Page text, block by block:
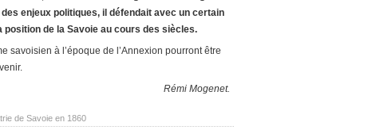
enjeux politiques, il défendait avec un certain
position de la Savoie au cours des siècles.
savoisien à l’époque de l’Annexion pourront être
Rémi Mogenet.
de Savoie en 1860